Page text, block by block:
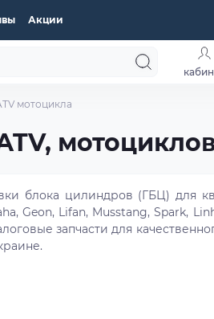
Акции
мотоцикла
блока цилиндров (ГБЦ) для
Geon, Lifan, Musstang, Spark,
запчасти для